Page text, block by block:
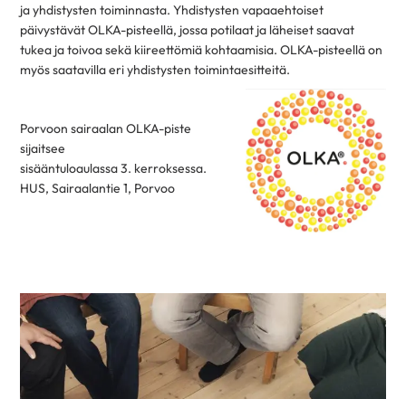
ja yhdistysten toiminnasta. Yhdistysten vapaaehtoiset
päivystävät OLKA-pisteellä, jossa potilaat ja läheiset saavat
tukea ja toivoa sekä kiireettömiä kohtaamisia. OLKA-pisteellä on
myös saatavilla eri yhdistysten toimintaesitteitä.
Porvoon sairaalan OLKA-piste
sijaitsee
sisääntuloaulassa 3. kerroksessa.
HUS, Sairaalantie 1, Porvoo